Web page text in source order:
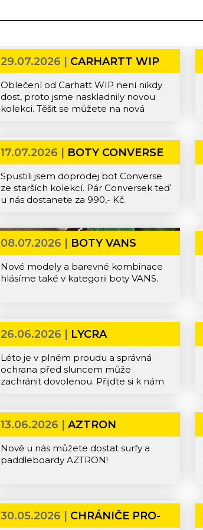
29.07.2026 | CARHARTT WIP
Oblečení od Carhatt WIP není nikdy
dost, proto jsme naskladnily novou
kolekci. Těšit se můžete na nová
WIP do Popcorn shopu.
17.07.2026 | BOTY CONVERSE
Spustili jsem doprodej bot Converse
ze starších kolekcí. Pár Conversek teď
u nás dostanete za 990,- Kč.
08.07.2026 | BOTY VANS
Nové modely a barevné kombinace
hlásíme také v kategorii boty VANS.
26.06.2026 | LYCRA
Léto je v plném proudu a správná
ochrana před sluncem může
zachránit dovolenou. Přijďte si k nám
na pláži nebo se věnujete ostatnní
vodním radovánkám, lycra Volcom
nebo Hurley zajistí, aby se vaše
pokožka nespálila.
13.06.2026 |AZTRON
Nově u nás můžete dostat surfy a
paddleboardy AZTRON!
30.05.2026 | CHRÁNIČE PRO-